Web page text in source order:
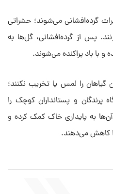
گرده‌افشانی می‌شوند؛ حشراتی
پس از گرده‌افشانی، گل‌ها به
و با باد پراکنده می‌شوند.
گیاهان را لمس یا تخریب نکنند؛
پرندگان و پستانداران کوچک را
به پایداری خاک کمک کرده و
کاهش می‌دهند.